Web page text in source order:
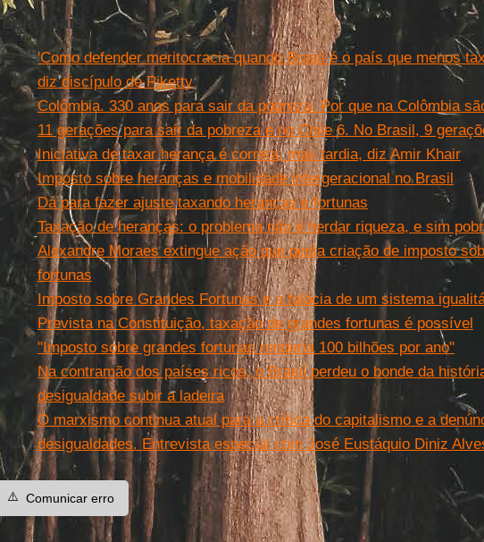
Leia mais
'Como defender meritocracia quando Brasil é o país que menos
diz discípulo de Piketty
Colômbia. 330 anos para sair da pobreza. Por que na Colômbia
11 gerações para sair da pobreza e no Chile 6. No Brasil, 9
Iniciativa de taxar herança é correta, mas tardia, diz Amir Khair
Imposto sobre heranças e mobilidade intergeracional no Brasil
Dá para fazer ajuste taxando heranças e fortunas
Taxação de heranças: o problema não é herdar riqueza, e sim
Alexandre Moraes extingue ação que pedia criação de imposto
fortunas
Imposto sobre Grandes Fortunas e a falácia de um sistema
Prevista na Constituição, taxação de grandes fortunas é possível
"Imposto sobre grandes fortunas renderia 100 bilhões por ano"
Na contramão dos países ricos, o Brasil perdeu o bonde da
desigualdade subir a ladeira
O marxismo continua atual para a crítica do capitalismo e a
desigualdades. Entrevista especial com José Eustáquio Diniz
⚠️ Comunicar erro